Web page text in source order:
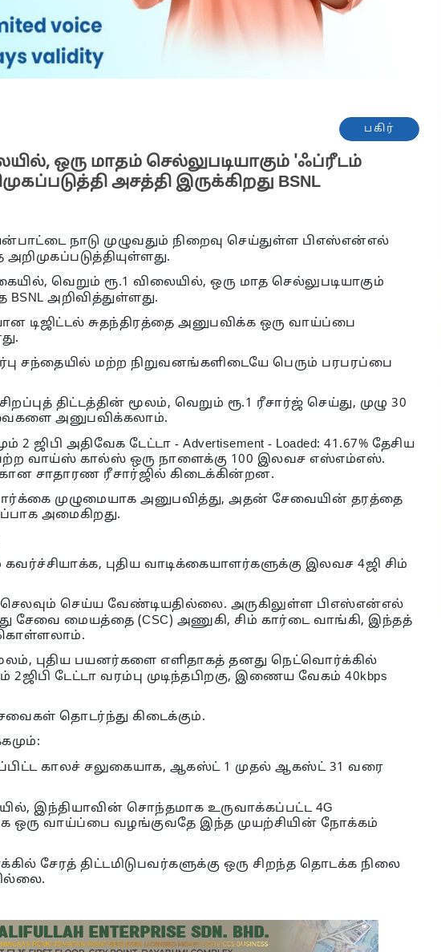
பகிர்
ஒரு மாதம் செல்லுபடியாகும் 'ஃப்ரீடம்
அசத்தி இருக்கிறது BSNL
நாடு முழுவதும் நிறைவு செய்துள்ள பிஎஸ்என்எல்
வெறும் ரூ.1 விலையில், ஒரு மாத செல்லுபடியாகும்
அறிவித்துள்ளது.
டிஜிட்டல் சுதந்திரத்தை அனுபவிக்க ஒரு வாய்ப்பை
சந்தையில் மற்ற நிறுவனங்களிடையே பெரும் பரபரப்பை
திட்டத்தின் மூலம், வெறும் ரூ.1 ரீசார்ஜ் செய்து, முழு 30
அனுபவிக்கலாம்.
அதிவேக டேட்டா - Advertisement - Loaded: 41.67% தேசிய
வாய்ஸ் கால்ஸ் ஒரு நாளைக்கு 100 இலவச எஸ்எம்எஸ்.
சாதாரண ரீசார்ஜில் கிடைக்கின்றன.
முழுமையாக அனுபவித்து, அதன் சேவையின் தரத்தை
அமைகிறது.
புதிய வாடிக்கையாளர்களுக்கு இலவச 4ஜி சிம்
செலவும் செய்ய வேண்டியதில்லை. அருகிலுள்ள பிஎஸ்என்எல்
மையத்தை (CSC) அணுகி, சிம் கார்டை வாங்கி, இந்தத்
புதிய பயனர்களை எளிதாகத் தனது நெட்வொர்க்கில்
டேட்டா வரம்பு முடிந்தபிறகு, இணைய வேகம் 40kbps
தொடர்ந்து கிடைக்கும்.
காலச் சலுகையாக, ஆகஸ்ட் 1 முதல் ஆகஸ்ட் 31 வரை
இந்தியாவின் சொந்தமாக உருவாக்கப்பட்ட 4G
ஒரு வாய்ப்பை வழங்குவதே இந்த முயற்சியின் நோக்கம்
சேரத் திட்டமிடுபவர்களுக்கு ஒரு சிறந்த தொடக்க நிலை